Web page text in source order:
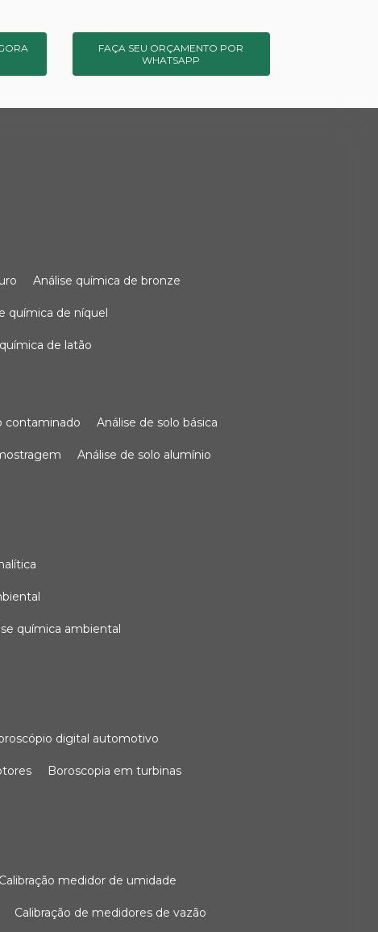
FAÇA SEU ORÇAMENTO POR
WHATSAPP
análise química de bronze
química de níquel
química de latão
contaminado análise de solo básica
análise de solo alumínio
química ambiental
digital automotivo
boroscopia em turbinas
calibração medidor de umidade
calibração de medidores de vazão